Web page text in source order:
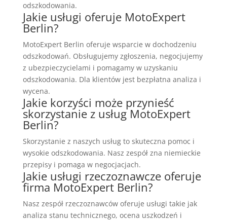
odszkodowania.
Jakie usługi oferuje MotoExpert
Berlin?
MotoExpert Berlin oferuje wsparcie w dochodzeniu
odszkodowań. Obsługujemy zgłoszenia, negocjujemy
z ubezpieczycielami i pomagamy w uzyskaniu
odszkodowania. Dla klientów jest bezpłatna analiza i
wycena.
Jakie korzyści może przynieść
skorzystanie z usług MotoExpert
Berlin?
Skorzystanie z naszych usług to skuteczna pomoc i
wysokie odszkodowania. Nasz zespół zna niemieckie
przepisy i pomaga w negocjacjach.
Jakie usługi rzeczoznawcze oferuje
firma MotoExpert Berlin?
Nasz zespół rzeczoznawców oferuje usługi takie jak
analiza stanu technicznego, ocena uszkodzeń i